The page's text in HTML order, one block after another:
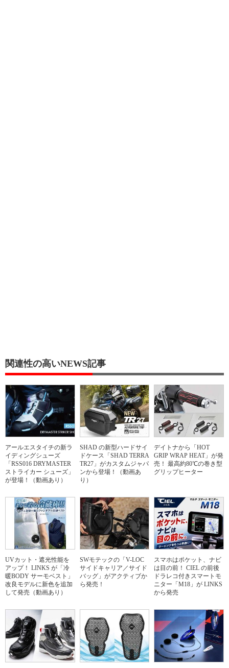
関連性の高いNEWS記事
アールエスタイチの新ラ
イディングシューズ
「RSS016 DRYMASTER
ストライカー シューズ」
が登場！（動画あり）
SHAD の新型ハードサイ
ドケース「SHAD TERRA
TR27」がカスタムジャパ
ンから登場！（動画あ
り）
デイトナから「HOT
GRIP WRAP HEAT」が発
売！ 最高約80℃の巻き型
グリップヒーター
UVカット・遮光性能を
アップ！ LINKS が「冷
暖BODY サーモベスト」
改良モデルに新色を追加
して発売（動画あり）
SWモテックの「V-LOC
サイドキャリア／サイド
バッグ」がアクティブか
ら発売！
スマホはポケット、ナビ
は目の前！ CIEL の前後
ドラレコ付きスマートモ
ニター「M18」が LINKS
から発売